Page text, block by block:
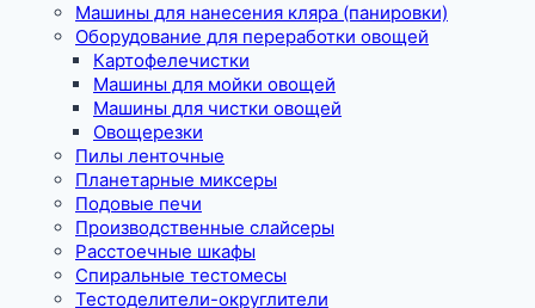
Машины для нанесения кляра (панировки)
Оборудование для переработки овощей
Картофелечистки
Машины для мойки овощей
Машины для чистки овощей
Овощерезки
Пилы ленточные
Планетарные миксеры
Подовые печи
Производственные слайсеры
Расстоечные шкафы
Спиральные тестомесы
Тестоделители-округлители